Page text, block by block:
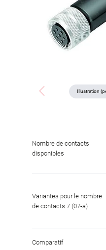
Nombre de contacts
disponibles
Variantes pour le nombre
de contacts 7 (07-a)
Comparatif